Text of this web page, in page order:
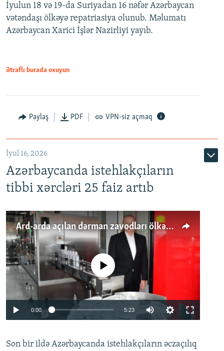
İyulun 18 və 19-da Suriyadan 16 nəfər Azərbaycan
vətəndaşı ölkəyə repatriasiya olunub. Məlumatı
Azərbaycan Xarici İşlər Nazirliyi yayıb.
Ətraflı burada oxuyun
Paylaş PDF VPN-siz açmaq
İyul 16, 2026
Azərbaycanda istehlakçıların
tibbi xərcləri 25 faiz artıb
Ard-arda açılan dərman zavodları ölkənin tələbatını ödəyirmi?
No media source currently available
0:00 5:23
360p
Son bir ildə Azərbaycanda istehlakçıların əczaçılıq